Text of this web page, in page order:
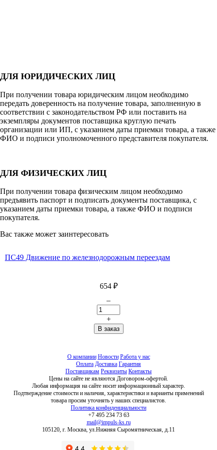
ДЛЯ ЮРИДИЧЕСКИХ ЛИЦ
При получении товара юридическим лицом необходимо
передать доверенность на получение товара, заполненную в
соответствии с законодательством РФ или поставить на
экземпляры документов поставщика круглую печать
организации или ИП, с указанием даты приемки товара, а также
ФИО и подписи уполномоченного представителя покупателя.
ДЛЯ ФИЗИЧЕСКИХ ЛИЦ
При получении товара физическим лицом необходимо
предъявить паспорт и подписать документы поставщика, с
указанием даты приемки товара, а также ФИО и подписи
покупателя.
Вас также может заинтересовать
ПС49 Движение по железнодорожным переездам
654 ₽
–
+
О компании Новости Работа у нас
Оплата Доставка Гарантия
Поставщикам Реквизиты Контакты
Цены на сайте не являются Договором-офертой.
Любая информация на сайте носит информационный характер.
Подтверждение стоимости и наличия, характеристики и варианты применений
товара просим уточнять у наших специалистов.
Политика конфиденциальности
+7 495 234 73 63
mail@impuls-ks.ru
105120, г. Москва, ул.Нижняя Сыромятническая, д.11